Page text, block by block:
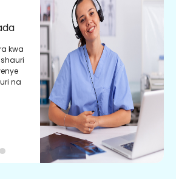
kwa
na